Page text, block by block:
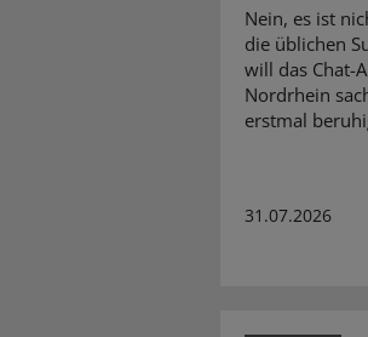
Nein, es ist
die üblichen
will das Chat-
Nordrhein
erstmal
31.07.2026